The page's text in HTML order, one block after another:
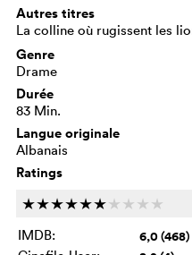
Autres titres
La colline où rugissent les
Genre
Drame
Durée
83 Min.
Langue originale
Albanais
Ratings
cccccc c c c c
IMDB:
6,0 (468)